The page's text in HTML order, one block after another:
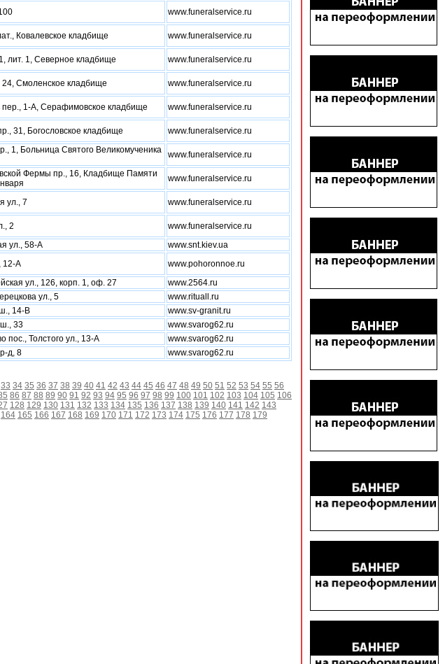
www.funeralservice.ru
Ковалевское кладбище
www.funeralservice.ru
лит. 1, Северное кладбище
www.funeralservice.ru
24, Смоленское кладбище
www.funeralservice.ru
пер., 1-А, Серафимовское кладбище
www.funeralservice.ru
31, Богословское кладбище
www.funeralservice.ru
1, Больница Святого Великомученика
www.funeralservice.ru
Фермы пр., 16, Кладбище Памяти
www.funeralservice.ru
ул., 7
www.funeralservice.ru
2
www.funeralservice.ru
ул., 58-А
www.snt.kiev.ua
12-А
www.pohoronnoe.ru
ул., 126, корп. 1, оф. 27
www.2564.ru
ул., 5
www.rituall.ru
14-В
www.sv-granit.ru
ш., 33
www.svarog62.ru
пос., Толстого ул., 13-А
www.svarog62.ru
д, 8 www.svarog62.ru
33 34 35 36 37 38 39 40 41 42 43 44 45 46 47 48 49 50 51 52 53 54 55 56
86 87 88 89 90 91 92 93 94 95 96 97 98 99 100 101 102 103 104 105 106
128 129 130 131 132 133 134 135 136 137 138 139 140 141 142 143
164 165 166 167 168 169 170 171 172 173 174 175 176 177 178 179